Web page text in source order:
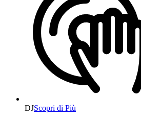
DJScopri di Più